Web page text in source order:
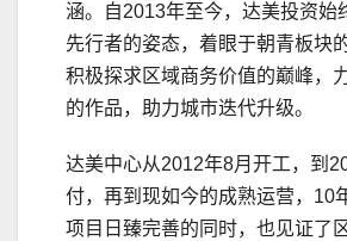
涵。自2013年至今，达美投资始
先行者的姿态，着眼于朝青板块
积极探求区域商务价值的巅峰，
的作品，助力城市迭代升级。
达美中心从2012年8月开工，到
付，再到现如今的成熟运营，10
项目日臻完善的同时，也见证了